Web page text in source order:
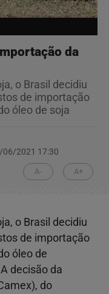
da
o Brasil decidiu
de importação
óleo de soja
06/2021 17:30
A- A+
o Brasil decidiu
de importação
óleo de
decisão da
do